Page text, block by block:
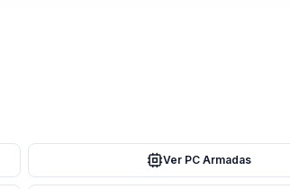
Ver PC Armadas